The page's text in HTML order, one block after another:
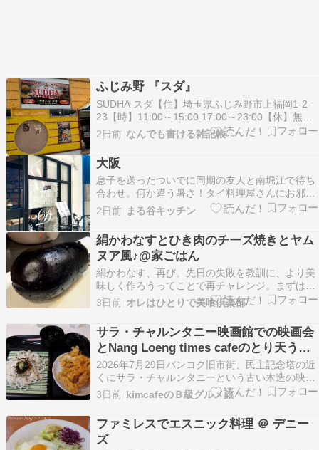
ふじみ野 『スダ』
SUDHA スダ【住】埼玉県ふじみ野市上福岡1-2-
23【時】11:00～15:00 17:00～23:00【休】無休
『ランチ』で利用 お初です。上福岡に新たにオー
プンしたインネパ＆タイ料理のお店です。 この場
所、私の記憶だと中華⇒ベトナム料理で、今回は
インネパです。中は居ぬ…
2日前 なんでも書ける雑記帳
大阪
息子を送ったついでに同期の友人と南堀江で待ち
合わせ。何か違う暑さ！タイ料理屋さんにお邪
魔。Ｔhai restaurant Ｄとても美味しい。好きな
味で。またディナーも行きたいな。昔はタイ料理
屋さんを避けてた。前通るのも苦手な位だった。
ナンプラーの匂いがダメだったんやけどもう大
丈…
2日前 まる谷キッチン
絹かわなすとひき肉のチーズ焼きとヤム
ヌア風♪@家ごはん
絹かわなす、再び。先日の失敗を教訓に、より美
味しく作ろうってことで再チャレンジ。まずはひ
き肉を玉ねぎと一緒に炒める。ブラックペッパ
ー、パプリカパウダーなどを入れてスパイシー
に。今回は絹かわなすをスライスして、オリーブ
オイルで焼いていく。綺麗な焼き目。良い色にな
ってきた。ここでひき…
3日前 オレはひとりで美喰倶楽部
サラ・チャルンタニー映画館での映画会
とNang Loeng times cafeのとり天うど
ん
2026年7月29日バンコク旧市街、民主記念塔の近
くにサラ・チャルンタニーという古い木造の映画
館があるんです 普段は閉まっているようなんです
が、今日は名作鑑賞会みたいのがありやって来ま
した(^^ゞ 午後4時開映、3時からチケット配布と
いうのを確認してとりあえずランチを食べること
に…
3日前 kimcafeのＢ級グルメ旅
ファミレスでエスニック料理 ＠ デニー
ズ